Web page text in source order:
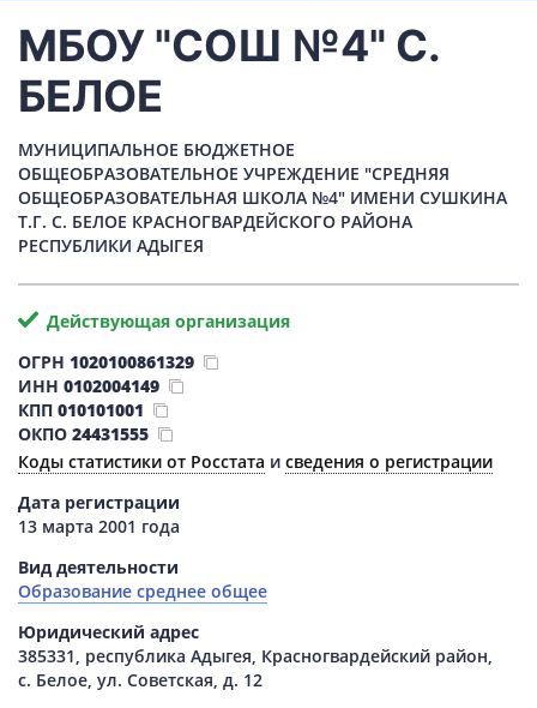
Финансовая отчетность
Руководитель
Учредитель
Связи
Долги
Налоги и сборы
МБОУ "СОШ №4" С.
БЕЛОЕ
МУНИЦИПАЛЬНОЕ БЮДЖЕТНОЕ
ОБЩЕОБРАЗОВАТЕЛЬНОЕ УЧРЕЖДЕНИЕ "СРЕДНЯЯ
ОБЩЕОБРАЗОВАТЕЛЬНАЯ ШКОЛА №4" ИМЕНИ СУШКИНА
Т.Г. С. БЕЛОЕ КРАСНОГВАРДЕЙСКОГО РАЙОНА
РЕСПУБЛИКИ АДЫГЕЯ
Действующая организация
ОГРН 1020100861329
ИНН 0102004149
КПП 010101001
ОКПО 24431555
Коды статистики от Росстата и сведения о регистрации
Дата регистрации
13 марта 2001 года
Вид деятельности
Образование среднее общее
Юридический адрес
385331, республика Адыгея, Красногвардейский район,
с. Белое, ул. Советская, д. 12